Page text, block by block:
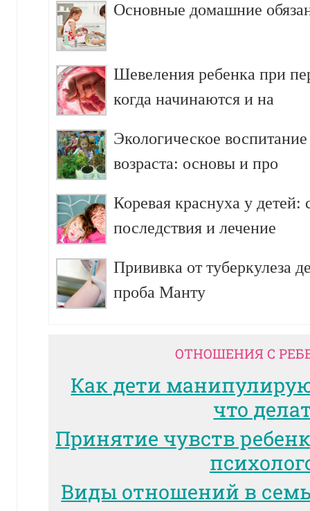
Основные домашние
Шевеления ребенка при
когда начинаются и на
Экологическое
возраста: основы и про
Коревая краснуха у
последствия и лечение
Прививка от туберкулеза
проба Манту
ОТНОШЕНИЯ С
Как дети
что
Принятие чувств
Виды отношений в